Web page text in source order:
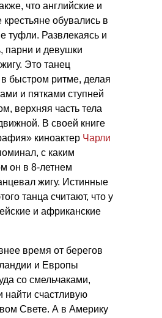
что английские и
крестьяне обувались в
туфли. Развлекаясь и
парни и девушки
Это танец
быстром ритме, делая
и пятками ступней
верхняя часть тела
В своей книге
киноактер Чарли
с каким
он в 8-летнем
жигу. Истинные
танца считают, что у
и африканские
время от берегов
и Европы
со смельчаками,
счастливую
Свете. А в Америку